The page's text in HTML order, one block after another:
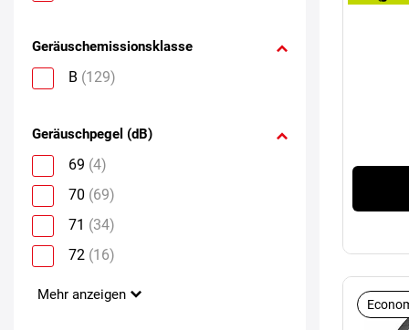
Geräuschemissionsklasse
B (129)
Geräuschpegel (dB)
69 (4)
70 (69)
71 (34)
72 (16)
Mehr anzeigen